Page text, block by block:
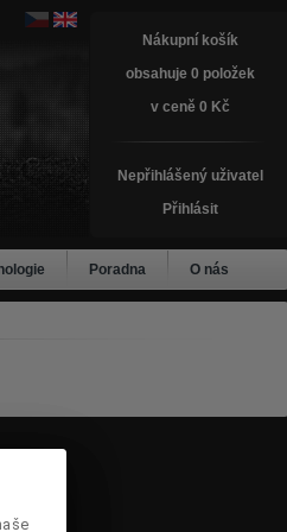
Nákupní košík
obsahuje 0 položek
v ceně 0 Kč
Nepřihlášený uživatel
Přihlásit
Poradna O nás